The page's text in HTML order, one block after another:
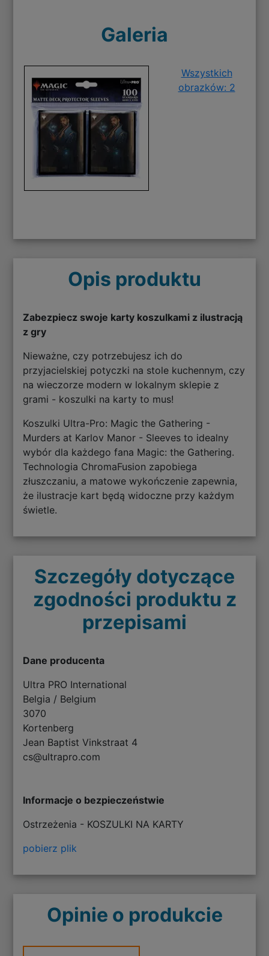
Galeria
Wszystkich
obrazków: 2
Opis produktu
Zabezpiecz swoje karty koszulkami z ilustracją
z gry
Nieważne, czy potrzebujesz ich do
przyjacielskiej potyczki na stole kuchennym, czy
na wieczorze modern w lokalnym sklepie z
grami - koszulki na karty to mus!
Koszulki Ultra-Pro: Magic the Gathering -
Murders at Karlov Manor - Sleeves to idealny
wybór dla każdego fana Magic: the Gathering.
Technologia ChromaFusion zapobiega
złuszczaniu, a matowe wykończenie zapewnia,
że ilustracje kart będą widoczne przy każdym
świetle.
Szczegóły dotyczące
zgodności produktu z
przepisami
Dane producenta
Ultra PRO International
Belgia / Belgium
3070
Kortenberg
Jean Baptist Vinkstraat 4
cs@ultrapro.com
Informacje o bezpieczeństwie
Ostrzeżenia - KOSZULKI NA KARTY
pobierz plik
Opinie o produkcie